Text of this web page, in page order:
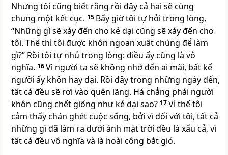
Nhưng tôi cũng biết rằng rồi đây cả hai sẽ cùng
chung một kết cục. 15 Bấy giờ tôi tự hỏi trong lòng,
“Những gì sẽ xảy đến cho kẻ dại cũng sẽ xảy đến cho
tôi. Thế thì tôi được khôn ngoan xuất chúng để làm
gì?” Rồi tôi tự nhủ trong lòng: điều ấy cũng là vô
nghĩa. 16Vì người ta sẽ không nhớ đến ai mãi, bất kể
người ấy khôn hay dại. Rồi đây trong những ngày đến,
tất cả đều sẽ rơi vào quên lãng. Há chẳng phải người
khôn cũng chết giống như kẻ dại sao? 17Vì thế tôi
cảm thấy chán ghét cuộc sống, bởi vì đối với tôi, tất cả
những gì đã làm ra dưới ánh mặt trời đều là xấu cả, vì
tất cả đều vô nghĩa và là hoài công bắt gió.